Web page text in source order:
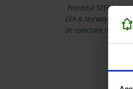
Proiectul STEPS
EEA & Norway
de colectare tip CAV.